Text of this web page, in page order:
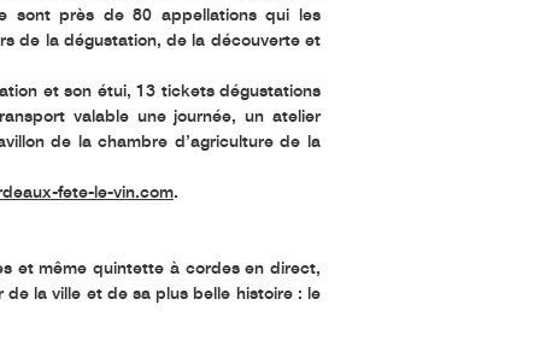
sont près de 80 appellations qui les
de la dégustation, de la découverte et
et son étui, 13 tickets dégustations
valable une journée, un atelier
de la chambre d’agriculture de la
fete-le-vin.com.
et même quintette à cordes en direct,
la ville et de sa plus belle histoire : le